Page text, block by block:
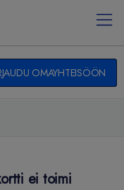
OMAYHTEISÖÖN
ei toimi